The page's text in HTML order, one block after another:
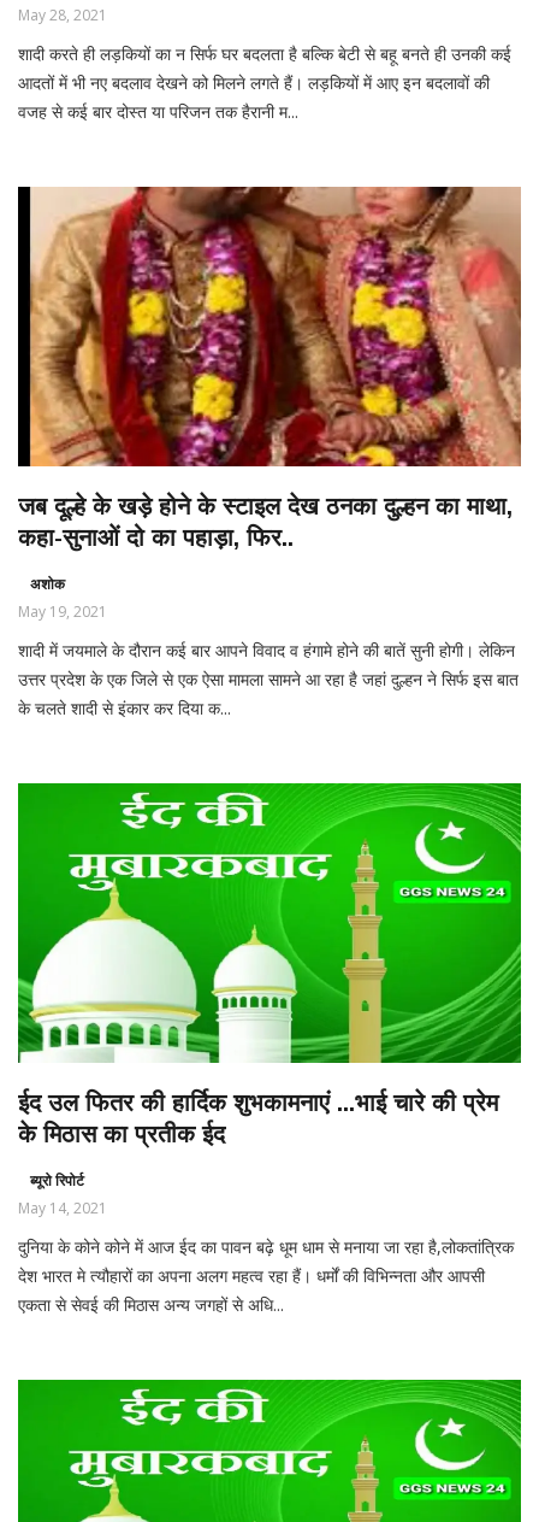
May 28, 2021
शादी करते ही लड़कियों का न सिर्फ घर बदलता है बल्कि बेटी से बहू बनते ही उनकी कई
आदतों में भी नए बदलाव देखने को मिलने लगते हैं। लड़कियों में आए इन बदलावों की
वजह से कई बार दोस्त या परिजन तक हैरानी म...
जब दूल्हे के खड़े होने के स्टाइल देख ठनका दुल्हन का माथा,
कहा-सुनाओं दो का पहाड़ा, फिर..
अशोक
May 19, 2021
शादी में जयमाले के दौरान कई बार आपने विवाद व हंगामे होने की बातें सुनी होगी। लेकिन
उत्तर प्रदेश के एक जिले से एक ऐसा मामला सामने आ रहा है जहां दुल्हन ने सिर्फ इस बात
के चलते शादी से इंकार कर दिया क...
ईद उल फितर की हार्दिक शुभकामनाएं ...भाई चारे की प्रेम
के मिठास का प्रतीक ईद
ब्यूरो रिपोर्ट
May 14, 2021
दुनिया के कोने कोने में आज ईद का पावन बढ़े धूम धाम से मनाया जा रहा है,लोकतांत्रिक
देश भारत मे त्यौहारों का अपना अलग महत्व रहा हैं। धर्मों की विभिन्नता और आपसी
एकता से सेवई की मिठास अन्य जगहों से अधि...